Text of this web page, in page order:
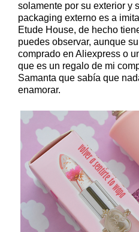
solamente por su exterior y
packaging externo es a
Etude House, de hecho
puedes observar, aunque
comprado en Aliexpress o
que es un regalo de mi
Samanta que sabía que
enamorar.